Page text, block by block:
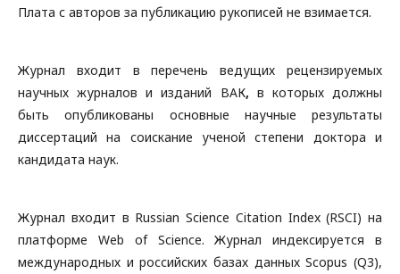
Плата с авторов за публикацию рукописей не взимается.
Журнал входит в перечень ведущих рецензируемых
научных журналов и изданий ВАК, в которых должны
быть опубликованы основные научные результаты
диссертаций на соискание ученой степени доктора и
кандидата наук.
Журнал входит в Russian Science Citation Index (RSCI) на
платформе Web of Science. Журнал индексируется в
международных и российских базах данных Scopus (Q3),